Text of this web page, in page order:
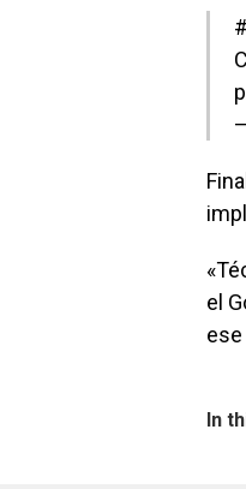
el
In